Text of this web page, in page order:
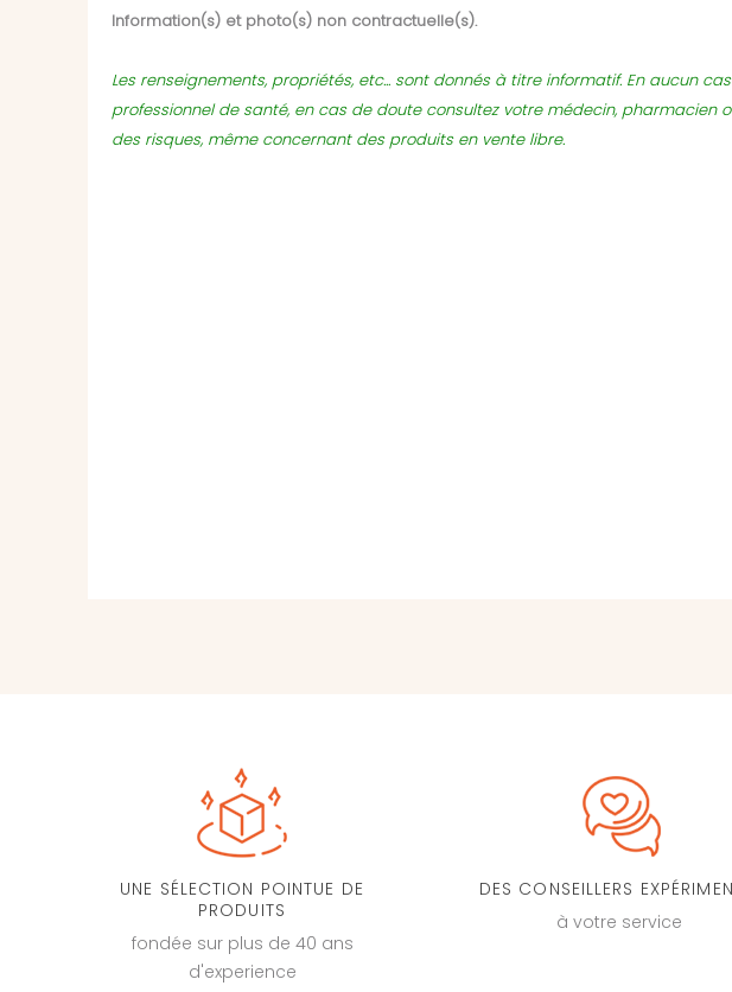
Information(s) et photo(s) non contractuelle(s).
Les renseignements, propriétés, etc... sont donnés à titre informatif. En aucun
professionnel de santé, en cas de doute consultez votre médecin,
des risques, même concernant des produits en vente libre.
UNE SÉLECTION POINTUE DE
PRODUITS
fondée sur plus de 40 ans
d'experience
DES CONSEILLERS
à votre service